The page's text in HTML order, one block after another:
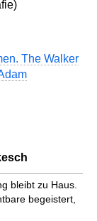
The Walker
bleibt zu Haus.
begeistert,